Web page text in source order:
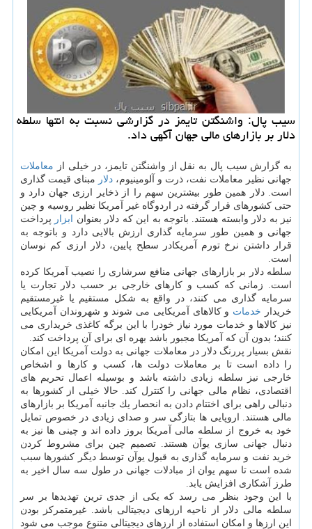
سیب پال: واشنگتن تایمز در گزارشی نسبت به انتها سلطه
دلار بر بازارهای مالی جهان آگهی داد.
به گزارش سیب پال به نقل از واشنگتن تایمز، در خیلی از معاملات
جهانی نظیر معاملات نفت، ذرت و آلومینیوم، دلار مبنای قیمت گذاری
است. دلار همین طور بیشترین سهم را از ذخایر ارزی جهان دارد و
حتی كشورهای قرار گرفته در اردوگاه غیر آمریكا نظیر روسیه و چین
نیز به دلار وابسته هستند. باتوجه به این كه دلار بعنوان
ابزار پرداخت
جهانی و همین طور سرمایه گذاری ارزش بالایی دارد و باتوجه به
قرار داشتن نرخ تورم آمریكادر سطح پایین، دلار ارزی كم نوسان
است.
سلطه دلار بر بازارهای جهانی منافع سرشاری را نصیب آمریكا كرده
است. زمانی كه كسب و كارهای خارجی بر حسب دلار تجارت یا
سرمایه گذاری می كنند، در واقع به شكل مستقیم یا غیرمستقیم
خریدار خدمات و كالاهای آمریكایی می شوند و شهروندان آمریكایی
نیز كالاها و خدمات مورد نیاز خودرا با این برگه كاغذی خریداری می
كنند؛ بدون آن كه آمریكا مجبور باشد بهره ای برای آن پرداخت كند.
نقش بسیار پررنگ دلار در معاملات جهانی به دولت آمریكا این امكان
را داده است تا بر معاملات دولت ها، كسب و كارها و اشخاص
خارجی نیز سلطه زیادی داشته باشد و بوسیله اعمال تحریم های
اقتصادی، نظام مالی جهانی را كنترل كند. حالا خیلی از كشورها به
دنبالی راهی برای اختتام دادن به انحصار یك جانبه آمریكا بر بازارهای
مالی هستند. اروپایی ها بتازگی سر و صدای زیادی در خصوص تمایل
خود به خروج از سلطه مالی آمریكا بروز داده اند و چینی ها نیز به
دنبال جهانی سازی یوآن هستند. تصمیم چین برای مشروط كردن
خرید نفت و سرمایه گذاری به قبول یوآن توسط دیگر كشورها سبب
شده است تا سهم یوان از مبادلات جهانی در طول سه سال اخیر به
طرز آشكاری افزایش یابد.
با این وجود بنظر می رسد كه یكی از جدی ترین تهدیدها بر سر
سلطه مالی دلار از ناحیه ارزهای دیجیتالی باشد. غیرمتمركز بودن
این ارزها و امكان استفاده از ارزهای دیجیتالی متنوع موجب می شود